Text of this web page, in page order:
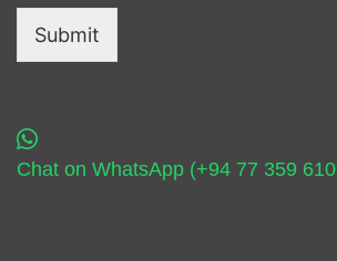
Submit
Chat on WhatsApp (+94 77 359